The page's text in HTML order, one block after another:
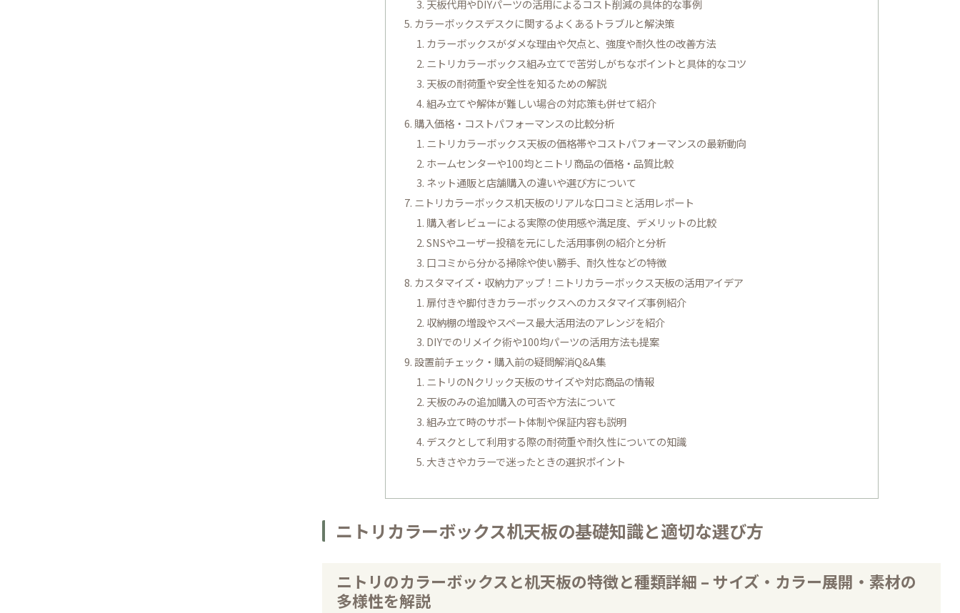
天板代用やDIYパーツの活用によるコスト削減の具体的な事例
カラーボックスデスクに関するよくあるトラブルと解決策
カラーボックスがダメな理由や欠点と、強度や耐久性の改善方法
ニトリカラーボックス組み立てで苦労しがちなポイントと具体的なコツ
天板の耐荷重や安全性を知るための解説
組み立てや解体が難しい場合の対応策も併せて紹介
購入価格・コストパフォーマンスの比較分析
ニトリカラーボックス天板の価格帯やコストパフォーマンスの最新動向
ホームセンターや100均とニトリ商品の価格・品質比較
ネット通販と店舗購入の違いや選び方について
ニトリカラーボックス机天板のリアルな口コミと活用レポート
購入者レビューによる実際の使用感や満足度、デメリットの比較
SNSやユーザー投稿を元にした活用事例の紹介と分析
口コミから分かる掃除や使い勝手、耐久性などの特徴
カスタマイズ・収納力アップ！ニトリカラーボックス天板の活用アイデア
扉付きや脚付きカラーボックスへのカスタマイズ事例紹介
収納棚の増設やスペース最大活用法のアレンジを紹介
DIYでのリメイク術や100均パーツの活用方法も提案
設置前チェック・購入前の疑問解消Q&A集
ニトリのNクリック天板のサイズや対応商品の情報
天板のみの追加購入の可否や方法について
組み立て時のサポート体制や保証内容も説明
デスクとして利用する際の耐荷重や耐久性についての知識
大きさやカラーで迷ったときの選択ポイント
ニトリカラーボックス机天板の基礎知識と適切な選び方
ニトリのカラーボックスと机天板の特徴と種類詳細 – サイズ・カラー展開・素材の
多様性を解説